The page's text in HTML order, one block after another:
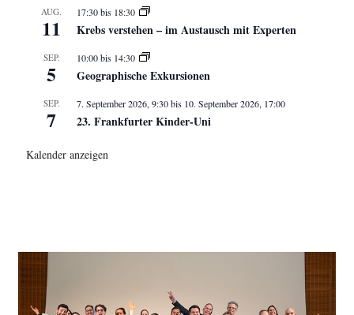
AUG.
11
17:30bis 18:30
Krebs verstehen – im Austausch mit Experten
SEP.
5
10:00bis 14:30
Geographische Exkursionen
SEP.
7
7. September 2026, 9:30bis 10. September 2026, 17:00
23. Frankfurter Kinder-Uni
Kalender anzeigen